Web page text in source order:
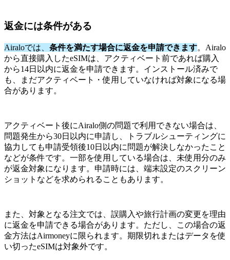
返金には条件がある
Airaloでは、 条件を満たす場合に返金を申請できます。Airalo
から直接購入したeSIMは、アクティベート前であれば購入
から14日以内に返金を申請できます。インストール済みで
も、まだアクティベート・使用していなければ対象になる場
合があります。
アクティベート後にAiralo側の問題で利用できない場合は、
問題発生から30日以内に申請し、トラブルシューティングに
協力しても申請受領後10日以内に問題が解決しなかったこと
などが条件です。一部を使用している場合は、未使用分のみ
が返金対象になります。申請時には、端末設定のスクリーン
ショットなどを求められることもあります。
また、対象となる注文では、誤購入や旅行計画の変更を理由
に返金を申請できる場合があります。ただし、この場合の返
金方法はAirmoneyに限られます。期限切れまたはデータを使
い切ったeSIMは対象外です。